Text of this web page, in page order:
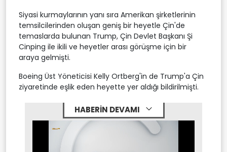
Siyasi kurmaylarının yanı sıra Amerikan şirketlerinin
temsilcilerinden oluşan geniş bir heyetle Çin'de
temaslarda bulunan Trump, Çin Devlet Başkanı Şi
Cinping ile ikili ve heyetler arası görüşme için bir
araya gelmişti.
Boeing Üst Yöneticisi Kelly Ortberg'in de Trump'a Çin
ziyaretinde eşlik eden heyette yer aldığı bildirilmişti.
HABERİN DEVAMI